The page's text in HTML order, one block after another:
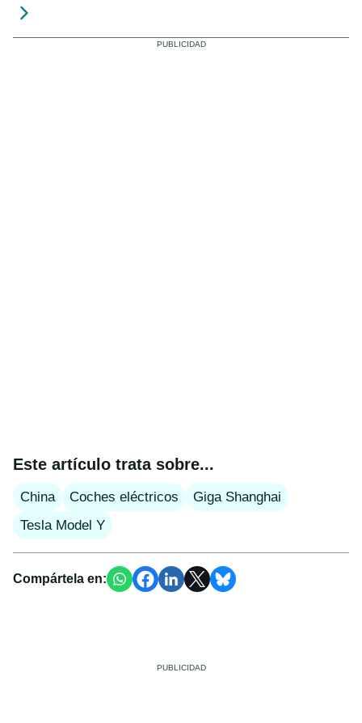
Este artículo trata sobre...
China Coches eléctricos
Giga Shanghai
Tesla Model Y
Compártela en: